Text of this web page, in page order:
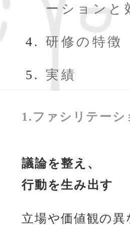
ーションと
研修の特徴
実績
1.ファシリテーシ
議論を整え、
行動を生み出す
立場や価値観の異